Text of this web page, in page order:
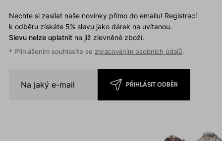
Nechte si zasílat naše novinky přímo do emailu! Registrací
k odběru získáte 5% slevu jako dárek na uvítanou.
Slevu nelze uplatnitna již zlevněné zboží.
* Přihlášením souhlasíte se zpracováním osobních údajů.
PŘIHLÁSIT ODBĚR